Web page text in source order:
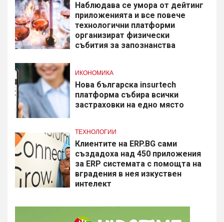
Наблюдава се умора от дейтинг
приложенията и все повече
технологични платформи
организират физически
събития за запознанства
ИКОНОМИКА
Нова българска insurtech
платформа събира всички
застраховки на едно място
ТЕХНОЛОГИИ
Клиентите на ERP.BG сами
създадоха над 450 приложения
за ERP системата с помощта на
вградения в нея изкуствен
интелект